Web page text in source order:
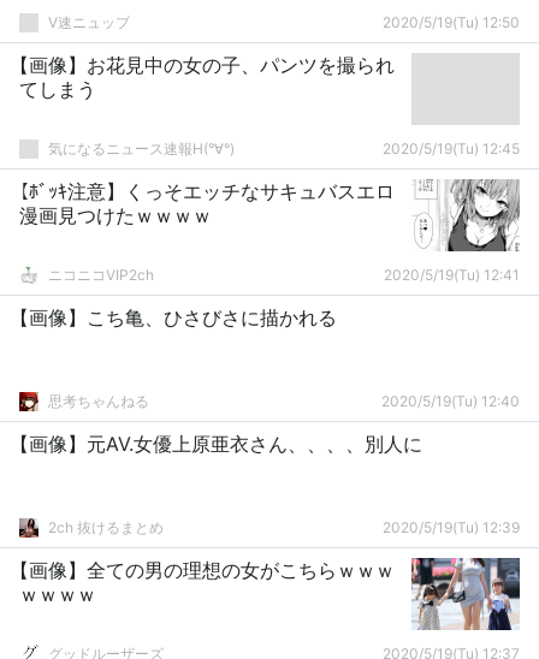
V速ニュップ 2020/5/19(Tu) 12:50
【画像】お花見中の女の子、パンツを撮られ
てしまう
気になるニュース速報H(°∀°) 2020/5/19(Tu) 12:45
【ﾎﾞｯｷ注意】くっそエッチなサキュバスエロ
漫画見つけたｗｗｗｗ
ニコニコVIP2ch 2020/5/19(Tu) 12:41
【画像】こち亀、ひさびさに描かれる
思考ちゃんねる 2020/5/19(Tu) 12:40
【画像】元AV.女優上原亜衣さん、、、、別人に
2ch 抜けるまとめ 2020/5/19(Tu) 12:39
【画像】全ての男の理想の女がこちらｗｗｗ
ｗｗｗｗ
グッドルーザーズ 2020/5/19(Tu) 12:37